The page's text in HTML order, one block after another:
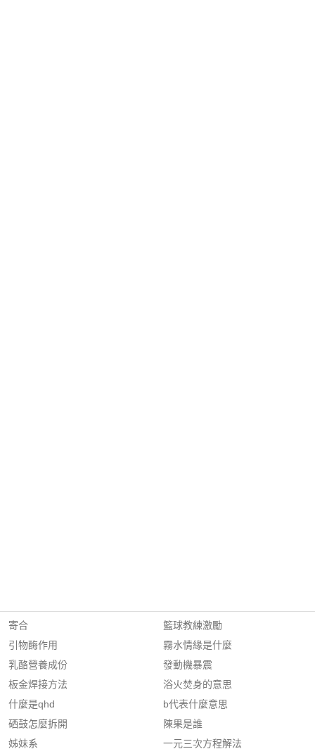
寄合
引物酶作用
乳酪營養成份
板金焊接方法
什麼是qhd
硒鼓怎麼拆開
姊妹系
籃球教練激勵
霧水情緣是什麼
發動機暴震
浴火焚身的意思
b代表什麼意思
陳果是誰
一元三次方程解法